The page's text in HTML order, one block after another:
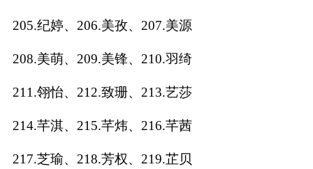
205.纪婷、206.美孜、207.美源
208.美萌、209.美锋、210.羽绮
211.翎怡、212.致珊、213.艺莎
214.芊淇、215.芊炜、216.芊茜
217.芝瑜、218.芳权、219.芷贝